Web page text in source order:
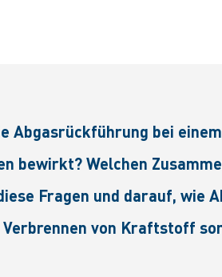
Abgasrückführung bei
bewirkt? Welchen
Fragen und darauf, wie
von Kraftstoff